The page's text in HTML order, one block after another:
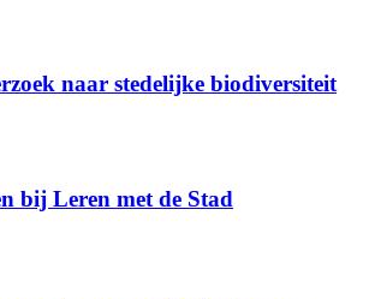
naar stedelijke biodiversiteit
bij Leren met de Stad